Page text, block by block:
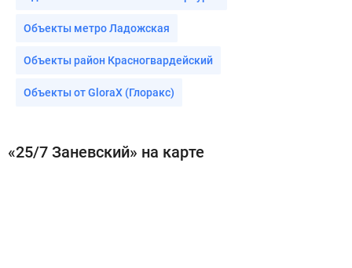
Объекты метро Ладожская
Объекты район Красногвардейский
Объекты от GloraX (Глоракс)
«25/7 Заневский» на карте